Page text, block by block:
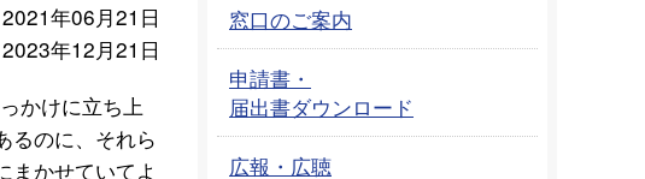
年06月21日
年12月21日
かけに立ち上
るのに、それら
まかせていてよ
窓口のご案内
申請書・
届出書ダウンロード
広報・広聴